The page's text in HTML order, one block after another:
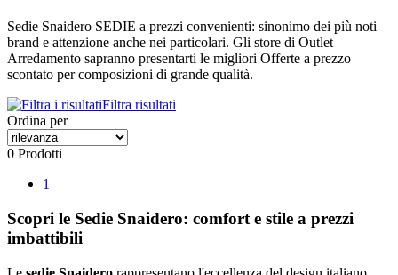
Sedie Snaidero SEDIE a prezzi convenienti: sinonimo dei più noti
brand e attenzione anche nei particolari. Gli store di Outlet
Arredamento sapranno presentarti le migliori Offerte a prezzo
scontato per composizioni di grande qualità.
Filtra risultati
Ordina per
0 Prodotti
1
Scopri le Sedie Snaidero: comfort e stile a prezzi
imbattibili